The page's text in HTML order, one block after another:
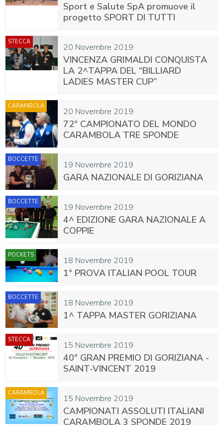
Sport e Salute SpA promuove il
progetto SPORT DI TUTTI
20 Novembre 2019
STECCA
VINCENZA GRIMALDI CONQUISTA
LA 2^TAPPA DEL “BILLIARD
LADIES MASTER CUP”
20 Novembre 2019
CARAMBOLA
72° CAMPIONATO DEL MONDO
CARAMBOLA TRE SPONDE
19 Novembre 2019
BOCCETTE
GARA NAZIONALE DI GORIZIANA
19 Novembre 2019
BOCCETTE
4^ EDIZIONE GARA NAZIONALE A
COPPIE
18 Novembre 2019
POCKETS
1° PROVA ITALIAN POOL TOUR
18 Novembre 2019
BOCCETTE
1^ TAPPA MASTER GORIZIANA
15 Novembre 2019
STECCA
40° GRAN PREMIO DI GORIZIANA -
SAINT-VINCENT 2019
15 Novembre 2019
CARAMBOLA
CAMPIONATI ASSOLUTI ITALIANI
CARAMBOLA 3 SPONDE 2019